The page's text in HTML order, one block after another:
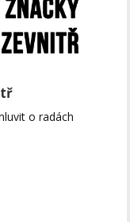
o radách